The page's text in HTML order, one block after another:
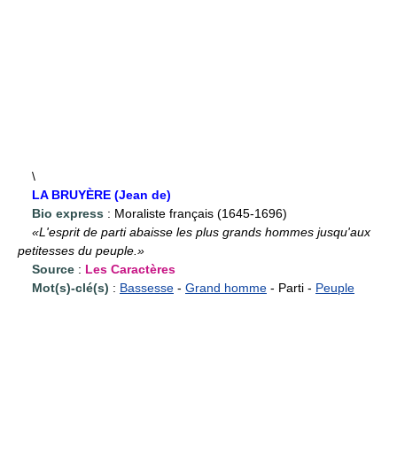
\
LA BRUYÈRE (Jean de)
Bio express : Moraliste français (1645-1696)
«L'esprit de parti abaisse les plus grands hommes jusqu'aux
petitesses du peuple.»
Source : Les Caractères
Mot(s)-clé(s) : Bassesse - Grand homme - Parti - Peuple